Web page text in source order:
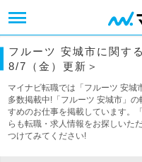
フルーツ 安城市に関す
8/7（金）更新＞
マイナビ転職では「フルーツ 安城
多数掲載中!「フルーツ 安城市」
すめのお仕事を掲載しています。
らも転職・求人情報をお探しいた
つけてみてください!